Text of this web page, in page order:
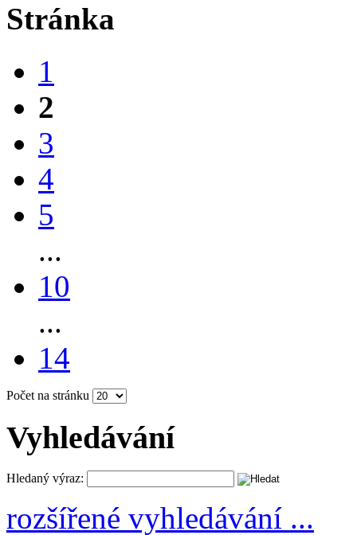
Stránka
1
2
3
4
5
...
10
...
14
Počet na stránku
Vyhledávání
Hledaný výraz:
rozšířené vyhledávání ...